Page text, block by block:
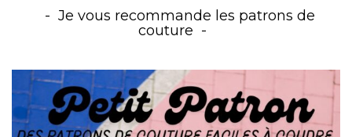
Je vous recommande les patrons de
couture